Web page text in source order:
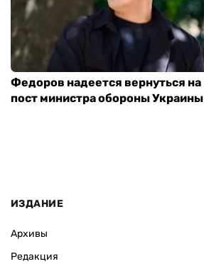
Федоров надеется вернуться на
пост министра обороны Украины
ИЗДАНИЕ
Архивы
Редакция